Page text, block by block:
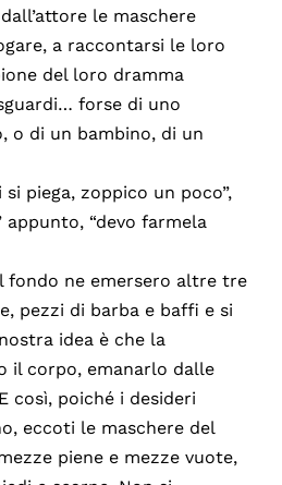
le maschere
a raccontarsi le loro
del loro dramma
forse di uno
o di un bambino, di un
piega, zoppico un poco”,
appunto, “devo farmela
fondo ne emersero altre tre
pezzi di barba e baffi e si
idea è che la
il corpo, emanarlo dalle
così, poiché i desideri
eccoti le maschere del
piene e mezze vuote,